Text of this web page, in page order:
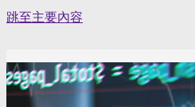
Skip
跳至主要內容